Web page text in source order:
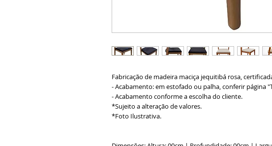
Fabricação de madeira maciça jequitibá rosa,
- Acabamento: em estofado ou palha, conferir página
- Acabamento conforme a escolha do cliente.
*Sujeito a alteração de valores.
*Foto Ilustrativa.